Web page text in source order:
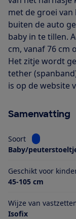
met de groei
buiten de auto
baby in te tillen.
cm, vanaf 76 cm
Het zitje wordt
tether
is op de website
Samenvatting
Soort
Bekijk
Baby/
Geschikt voor
45-105 cm
Wijze van
Isofix